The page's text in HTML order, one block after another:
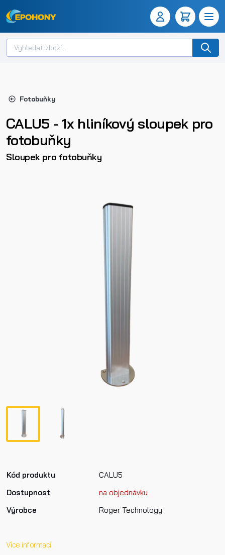
Fotobuňky
CALU5 - 1x hliníkový sloupek pro
fotobuňky
Sloupek pro fotobuňky
Kód produktu
CALU5
Dostupnost
na objednávku
Výrobce
Roger Technology
Více informací